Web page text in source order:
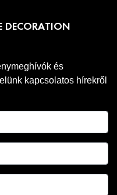
DECORATION
és
kapcsolatos hírekről